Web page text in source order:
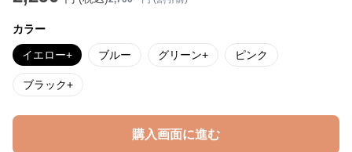
カラー
イエロー+ ブルー グリーン+ ピンク
ブラック+
購入画面に進む